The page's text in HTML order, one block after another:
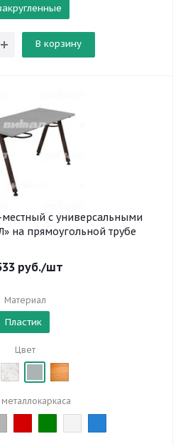
В корзину
с универсальными
на прямоугольной трубе
руб./шт
Материал
Пластик
Цвет